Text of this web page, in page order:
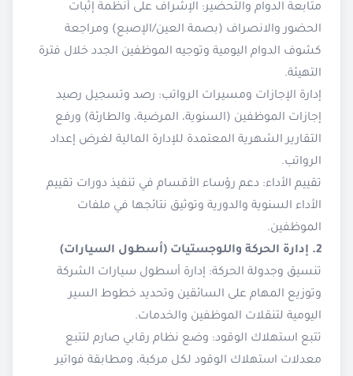
متابعة الدوام والتحضير: الإشراف على أنظمة إثبات
الحضور والانصراف (بصمة العين/الإصبع) ومراجعة
كشوف الدوام اليومية وتوجيه الموظفين الجدد خلال فترة
التهيئة.
إدارة الإجازات ومسيرات الرواتب: رصد وتسجيل رصيد
إجازات الموظفين (السنوية، المرضية، والطارئة) ورفع
التقارير الشهرية المعتمدة للإدارة المالية لغرض إعداد
الرواتب.
تقييم الأداء: دعم رؤساء الأقسام في تنفيذ دورات تقييم
الأداء السنوية والدورية وتوثيق نتائجها في ملفات
الموظفين.
2. إدارة الحركة واللوجستيات (أسطول السيارات)
تنسيق وجدولة الحركة: إدارة أسطول سيارات الشركة
وتوزيع المهام على السائقين وتحديد خطوط السير
اليومية لتنقلات الموظفين والخدمات.
تتبع استهلاك الوقود: وضع نظام رقابي صارم لتتبع
معدلات استهلاك الوقود لكل مركبة، ومطابقة فواتير